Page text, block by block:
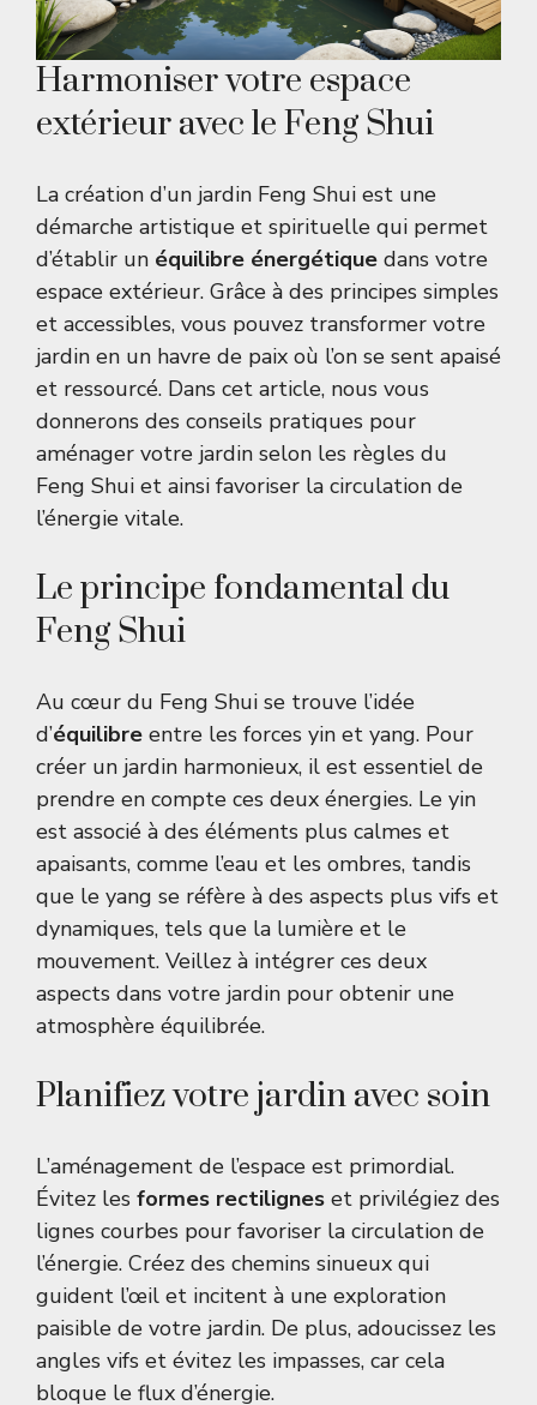
Harmoniser votre espace
extérieur avec le Feng Shui
La création d’un jardin Feng Shui est une
démarche artistique et spirituelle qui permet
d’établir un équilibre énergétique dans votre
espace extérieur. Grâce à des principes simples
et accessibles, vous pouvez transformer votre
jardin en un havre de paix où l’on se sent apaisé
et ressourcé. Dans cet article, nous vous
donnerons des conseils pratiques pour
aménager votre jardin selon les règles du
Feng Shui et ainsi favoriser la circulation de
l’énergie vitale.
Le principe fondamental du
Feng Shui
Au cœur du Feng Shui se trouve l’idée
d’équilibre entre les forces yin et yang. Pour
créer un jardin harmonieux, il est essentiel de
prendre en compte ces deux énergies. Le yin
est associé à des éléments plus calmes et
apaisants, comme l’eau et les ombres, tandis
que le yang se réfère à des aspects plus vifs et
dynamiques, tels que la lumière et le
mouvement. Veillez à intégrer ces deux
aspects dans votre jardin pour obtenir une
atmosphère équilibrée.
Planifiez votre jardin avec soin
L’aménagement de l’espace est primordial.
Évitez les formes rectilignes et privilégiez des
lignes courbes pour favoriser la circulation de
l’énergie. Créez des chemins sinueux qui
guident l’œil et incitent à une exploration
paisible de votre jardin. De plus, adoucissez les
angles vifs et évitez les impasses, car cela
bloque le flux d’énergie.